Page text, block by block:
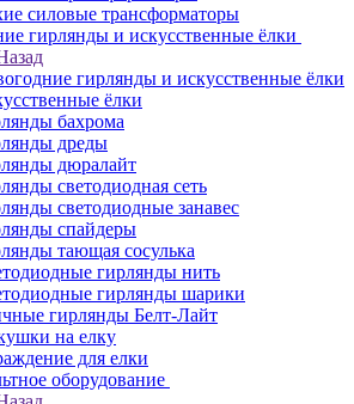
силовые трансформаторы
гирлянды и искусственные ёлки
гирлянды и искусственные ёлки
ёлки
бахрома
дреды
дюралайт
светодиодная сеть
светодиодные занавес
спайдеры
тающая сосулька
гирлянды нить
гирлянды шарики
гирлянды Белт-Лайт
на елку
для елки
оборудование